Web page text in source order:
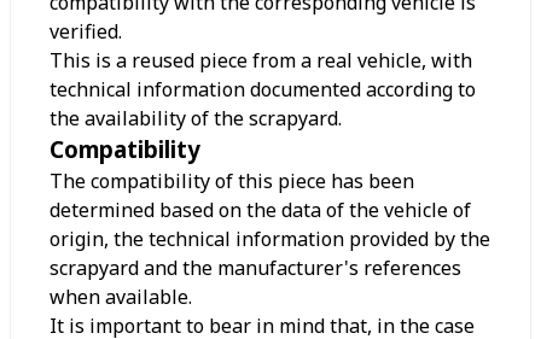
verified.
This is a reused piece from a real vehicle, with
technical information documented according to
the availability of the scrapyard.
Compatibility
The compatibility of this piece has been
determined based on the data of the vehicle of
origin, the technical information provided by the
scrapyard and the manufacturer's references
when available.
It is important to bear in mind that, in the case